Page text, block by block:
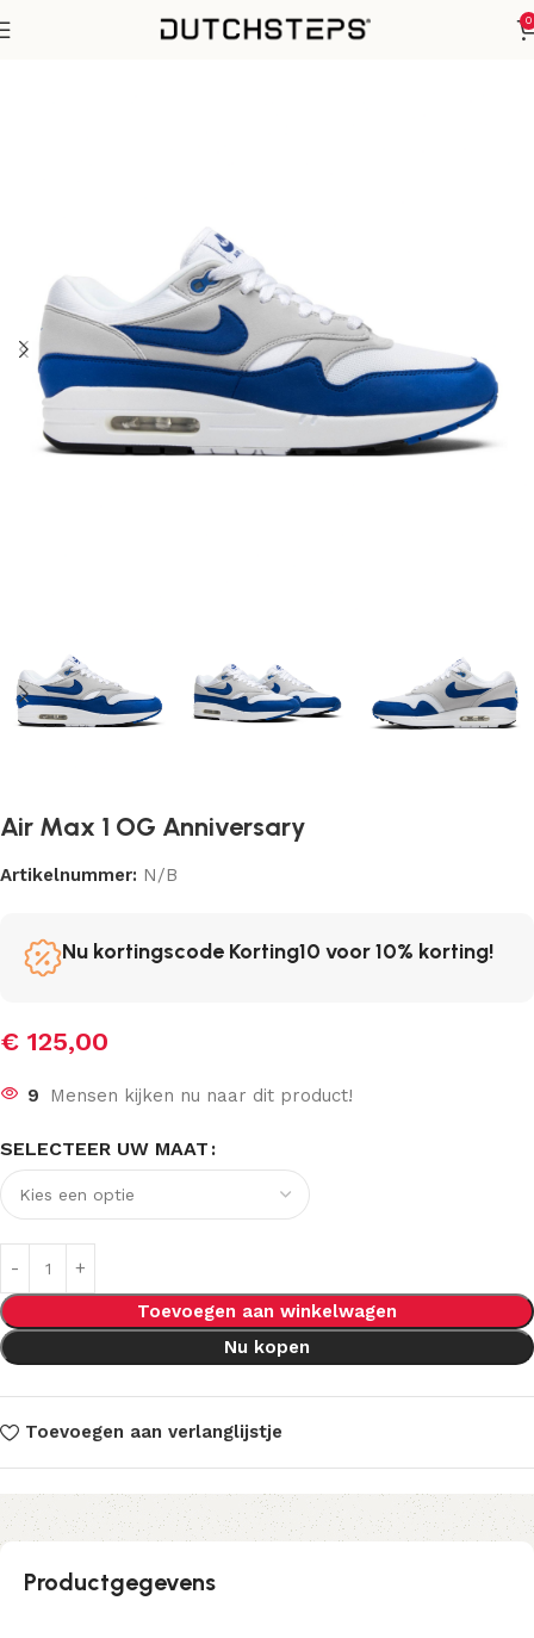
0
Air Max 1 OG Anniversary
Artikelnummer: N/B
Nu kortingscode Korting10 voor 10% korting!
€ 125,00
9 Mensen kijken nu naar dit product!
SELECTEER UW MAAT
Toevoegen aan winkelwagen
Nu kopen
Toevoegen aan verlanglijstje
Productgegevens